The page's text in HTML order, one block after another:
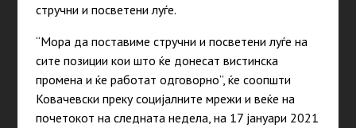
стручни и посветени луѓе.
“Мора да поставиме стручни и посветени луѓе на
сите позиции кои што ќе донесат вистинска
промена и ќе работат одговорно”, ќе соопшти
Ковачевски преку социјалните мрежи и веќе на
почетокот на следната недела, на 17 јануари 2021